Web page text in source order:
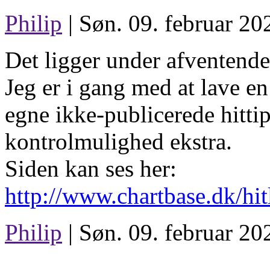
Philip | Søn. 09. februar
Det ligger under
Jeg er i gang med at lave
egne ikke-publicerede
kontrolmulighed ekstra.
Siden kan ses her:
http://www.chartbase.dk/
Philip | Søn. 09. februar